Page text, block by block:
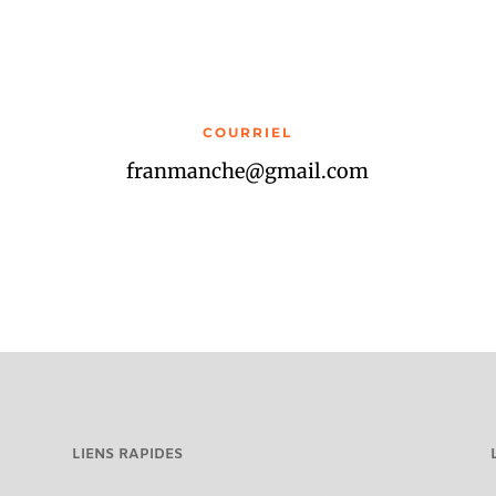
COURRIEL
franmanche@gmail.com
LIENS RAPIDES